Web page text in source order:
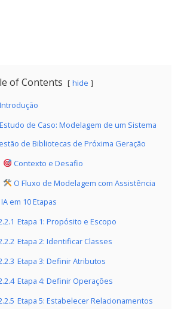
of Contents hide
Introdução
Estudo de Caso: Modelagem de um Sistema
de Bibliotecas de Próxima Geração
Contexto e Desafio
O Fluxo de Modelagem com Assistência
em 10 Etapas
Etapa 1: Propósito e Escopo
Etapa 2: Identificar Classes
Etapa 3: Definir Atributos
Etapa 4: Definir Operações
Etapa 5: Estabelecer Relacionamentos